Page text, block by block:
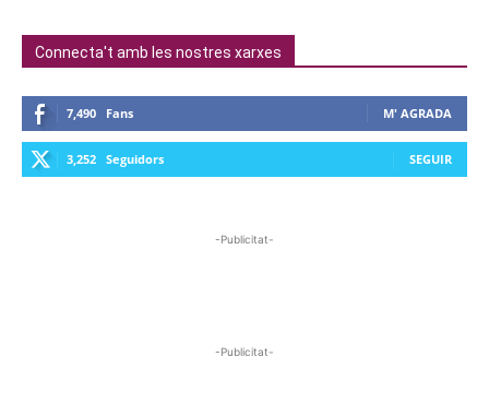
Connecta't amb les nostres xarxes
7,490 Fans M' AGRADA
3,252 Seguidors SEGUIR
-Publicitat-
-Publicitat-